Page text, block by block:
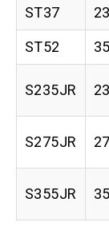
ST37
ST52
S235JR
S275JR
S355JR